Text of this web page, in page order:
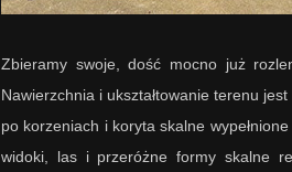
Zbieramy swoje, dość mocno już
Nawierzchnia i ukształtowanie terenu
po korzeniach i koryta skalne
widoki, las i przeróżne formy skalne